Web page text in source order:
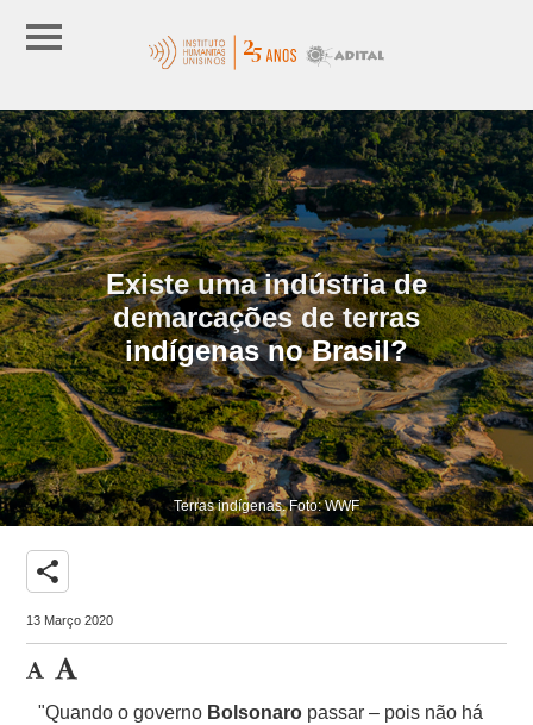
Existe uma indústria de
demarcações de terras
indígenas no Brasil?
Terras indígenas. Foto: WWF
share
13 Março 2020
"Quando o governo Bolsonaro passar – pois não há